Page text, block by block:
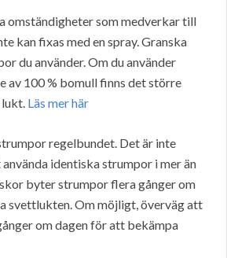
omständigheter som medverkar till
kan fixas med en spray. Granska
du använder. Om du använder
av 100 % bomull finns det större
lukt. Läs mer här
regelbundet. Det är inte
identiska strumpor i mer än
byter strumpor flera gånger om
svettlukten. Om möjligt, överväg att
om dagen för att bekämpa